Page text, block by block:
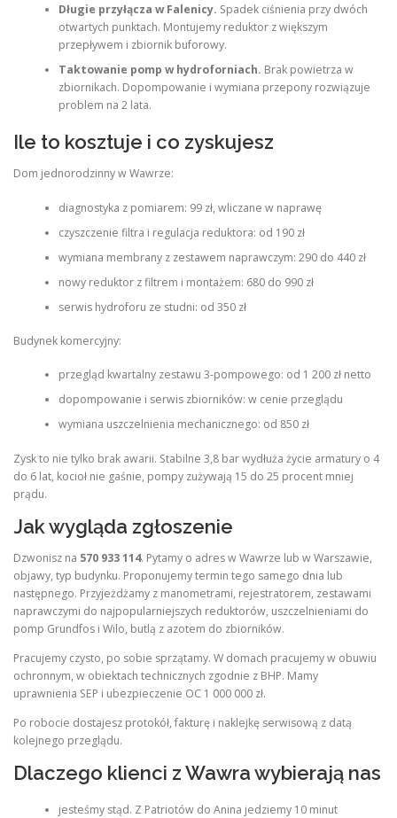
Długie przyłącza w Falenicy. Spadek ciśnienia przy dwóch
otwartych punktach. Montujemy reduktor z większym
przepływem i zbiornik buforowy.
Taktowanie pomp w hydroforniach. Brak powietrza w
zbiornikach. Dopompowanie i wymiana przepony rozwiązuje
problem na 2 lata.
Ile to kosztuje i co zyskujesz
Dom jednorodzinny w Wawrze:
diagnostyka z pomiarem: 99 zł, wliczane w naprawę
czyszczenie filtra i regulacja reduktora: od 190 zł
wymiana membrany z zestawem naprawczym: 290 do 440 zł
nowy reduktor z filtrem i montażem: 680 do 990 zł
serwis hydroforu ze studni: od 350 zł
Budynek komercyjny:
przegląd kwartalny zestawu 3-pompowego: od 1 200 zł netto
dopompowanie i serwis zbiorników: w cenie przeglądu
wymiana uszczelnienia mechanicznego: od 850 zł
Zysk to nie tylko brak awarii. Stabilne 3,8 bar wydłuża życie armatury o 4
do 6 lat, kocioł nie gaśnie, pompy zużywają 15 do 25 procent mniej
prądu.
Jak wygląda zgłoszenie
Dzwonisz na 570 933 114. Pytamy o adres w Wawrze lub w Warszawie,
objawy, typ budynku. Proponujemy termin tego samego dnia lub
następnego. Przyjeżdżamy z manometrami, rejestratorem, zestawami
naprawczymi do najpopularniejszych reduktorów, uszczelnieniami do
pomp Grundfos i Wilo, butlą z azotem do zbiorników.
Pracujemy czysto, po sobie sprzątamy. W domach pracujemy w obuwiu
ochronnym, w obiektach technicznych zgodnie z BHP. Mamy
uprawnienia SEP i ubezpieczenie OC 1 000 000 zł.
Po robocie dostajesz protokół, fakturę i naklejkę serwisową z datą
kolejnego przeglądu.
Dlaczego klienci z Wawra wybierają nas
jesteśmy stąd. Z Patriotów do Anina jedziemy 10 minut